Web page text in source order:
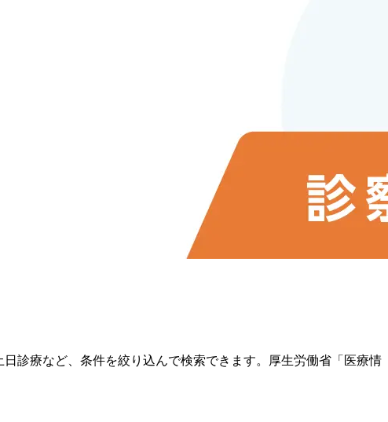
診療など、条件を絞り込んで検索できます。厚生労働省「医療情